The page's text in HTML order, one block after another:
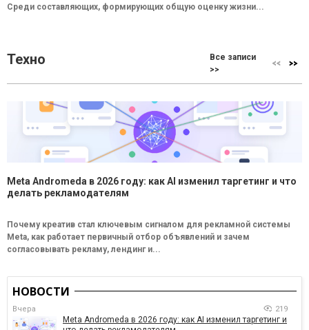
Среди составляющих, формирующих общую оценку жизни...
Техно
Все записи
>>
Meta Andromeda в 2026 году: как AI изменил таргетинг и что
делать рекламодателям
Почему креатив стал ключевым сигналом для рекламной системы
Meta, как работает первичный отбор объявлений и зачем
согласовывать рекламу, лендинг и...
НОВОСТИ
Вчера 219
Meta Andromeda в 2026 году: как AI изменил таргетинг и